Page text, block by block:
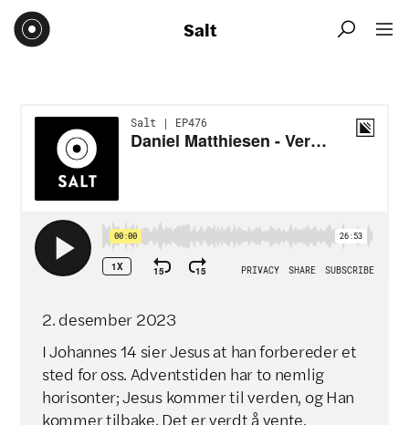
Salt  
2. desember 2023
I Johannes 14 sier Jesus at han forbereder et
sted for oss. Adventstiden har to nemlig
horisonter; Jesus kommer til verden, og Han
kommer tilbake. Det er verdt å vente.